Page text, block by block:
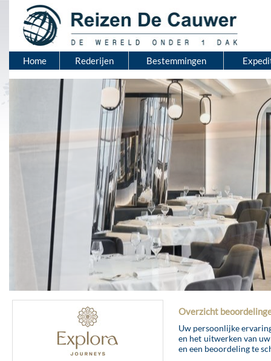
Home Rederijen Bestemmingen
Overzicht
Uw persoonlijke
en het uitwerken van
en een beoordeling te